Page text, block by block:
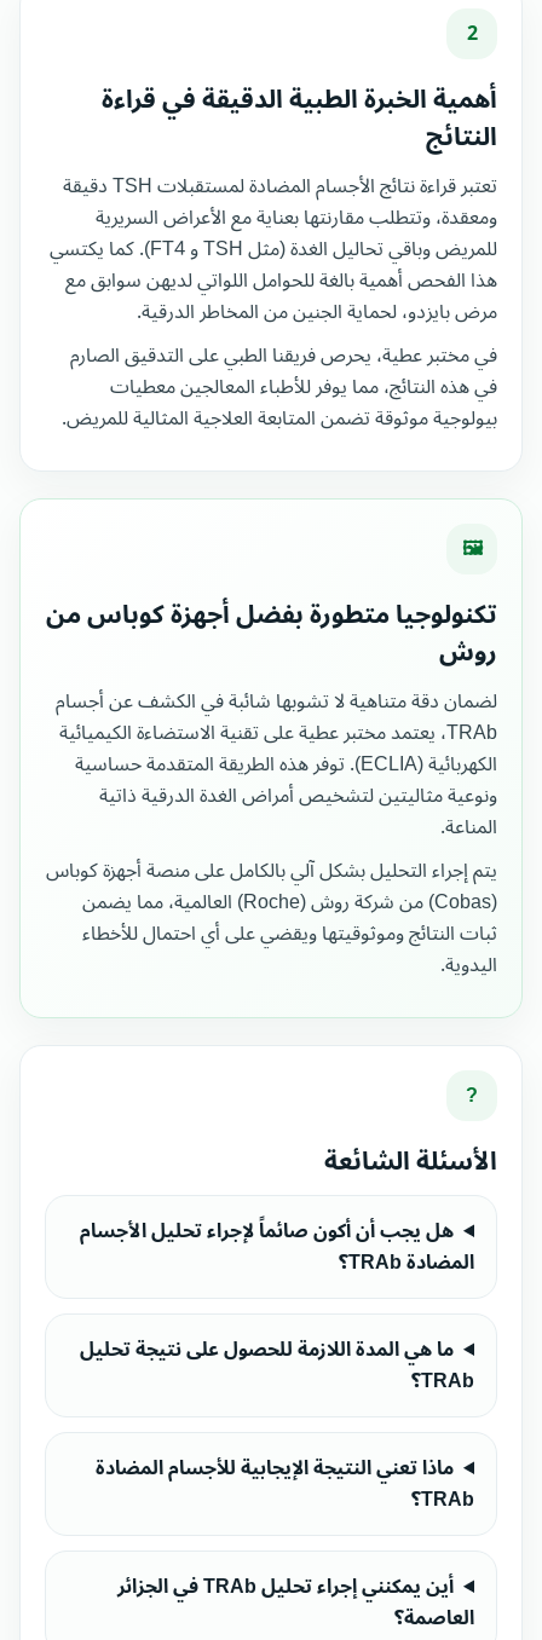
2
أهمية الخبرة الطبية الدقيقة في قراءة
النتائج
تعتبر قراءة نتائج الأجسام المضادة لمستقبلات TSH دقيقة
ومعقدة، وتتطلب مقارنتها بعناية مع الأعراض السريرية
للمريض وباقي تحاليل الغدة (مثل TSH و FT4). كما يكتسي
هذا الفحص أهمية بالغة للحوامل اللواتي لديهن سوابق مع
مرض بايزدو، لحماية الجنين من المخاطر الدرقية.
في مختبر عطية، يحرص فريقنا الطبي على التدقيق الصارم
في هذه النتائج، مما يوفر للأطباء المعالجين معطيات
بيولوجية موثوقة تضمن المتابعة العلاجية المثالية للمريض.
🖼
تكنولوجيا متطورة بفضل أجهزة كوباس من
روش
لضمان دقة متناهية لا تشوبها شائبة في الكشف عن أجسام
TRAb، يعتمد مختبر عطية على تقنية الاستضاءة الكيميائية
الكهربائية (ECLIA). توفر هذه الطريقة المتقدمة حساسية
ونوعية مثاليتين لتشخيص أمراض الغدة الدرقية ذاتية
المناعة.
يتم إجراء التحليل بشكل آلي بالكامل على منصة أجهزة كوباس
(Cobas) من شركة روش (Roche) العالمية، مما يضمن
ثبات النتائج وموثوقيتها ويقضي على أي احتمال للأخطاء
اليدوية.
?
الأسئلة الشائعة
هل يجب أن أكون صائماً لإجراء تحليل الأجسام
المضادة TRAb؟
ما هي المدة اللازمة للحصول على نتيجة تحليل
TRAb؟
ماذا تعني النتيجة الإيجابية للأجسام المضادة
TRAb؟
أين يمكنني إجراء تحليل TRAb في الجزائر
العاصمة؟